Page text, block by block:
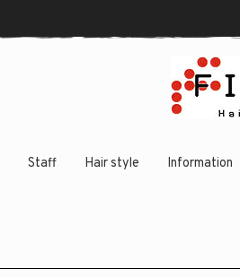
Staff Hair style Information